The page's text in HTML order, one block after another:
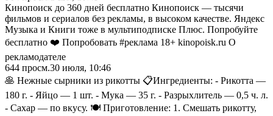
Кинопоиск до 360 дней бесплатно Кинопоиск — тысячи
фильмов и сериалов без рекламы, в высоком качестве. Яндекс
Музыка и Книги тоже в мультиподписке Плюс. Попробуйте
бесплатно ❤️ Попробовать #реклама 18+ kinopoisk.ru О
рекламодателе
644 просм.30 июля, 10:46
🥞 Нежные сырники из рикотты 📋Ингредиенты: - Рикотта —
180 г. - Яйцо — 1 шт. - Мука — 35 г. - Разрыхлитель — 0,5 ч. л.
- Сахар — по вкусу. 🍽️ Приготовление: 1. Смешать рикотту,